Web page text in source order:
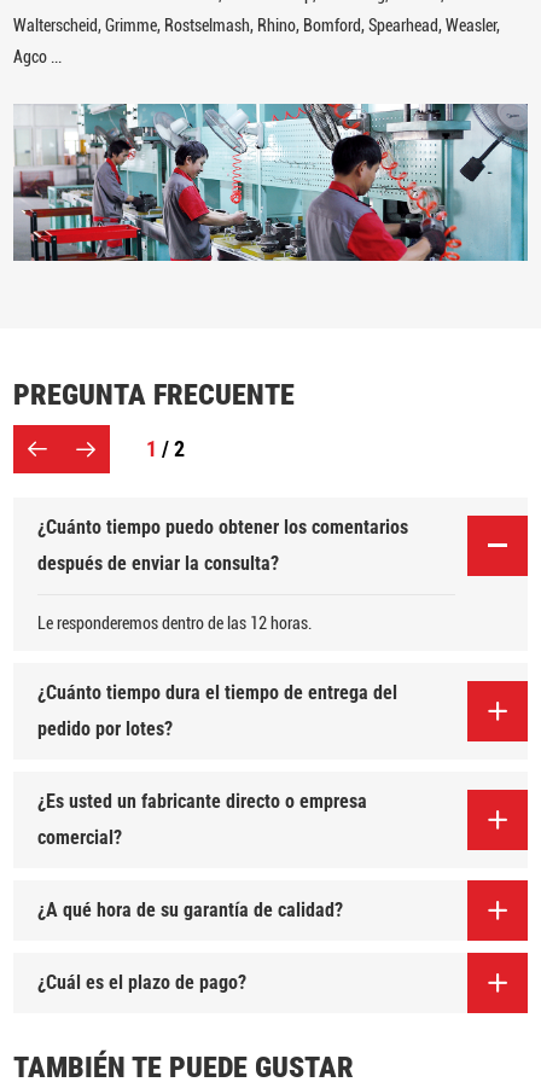
Walterscheid, Grimme, Rostselmash, Rhino, Bomford, Spearhead, Weasler,
Agco ...
PREGUNTA FRECUENTE
1 / 2
¿Cuánto tiempo puedo obtener los comentarios
después de enviar la consulta?
Le responderemos dentro de las 12 horas.
¿Cuánto tiempo dura el tiempo de entrega del
pedido por lotes?
¿Es usted un fabricante directo o empresa
comercial?
¿A qué hora de su garantía de calidad?
¿Cuál es el plazo de pago?
TAMBIÉN TE PUEDE GUSTAR